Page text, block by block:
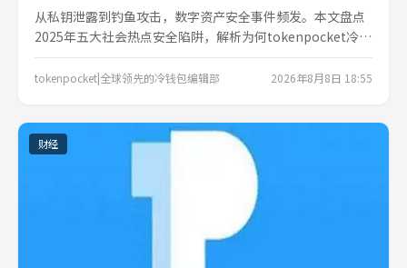
从私钥泄露到钓鱼攻击，数字资产安全事件频发。本文盘点
2025年五大社会热点安全陷阱，解析为何tokenpocket冷钱
tokenpocket|全球领先的冷钱包编辑部 2026年8月8日 18:55
财经